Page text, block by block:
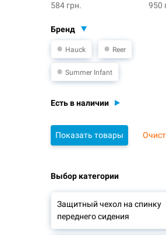
584 грн. 950
Бренд
Hauck Reer
Summer Infant
Есть в наличии
Выбор категории
Защитный чехол на спинку
переднего сидения